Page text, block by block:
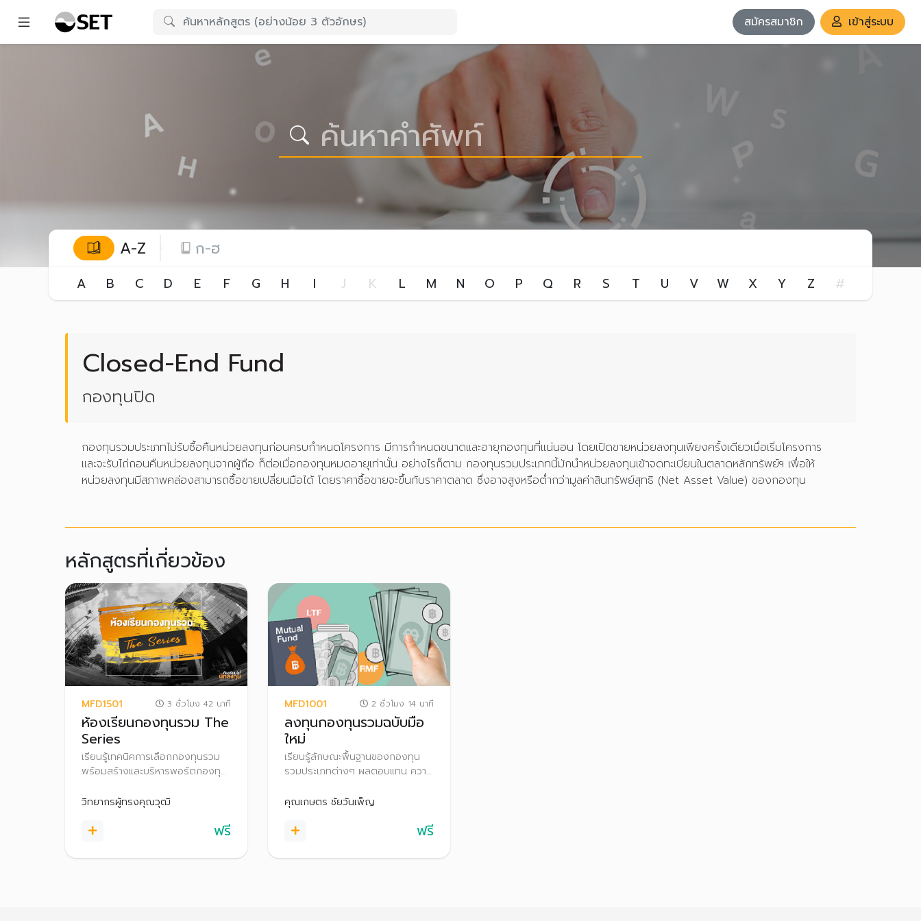
สมัครสมาชิก เข้าสู่ระบบ
A-Z ก-ฮ
A B C D E F G H I J K L M N O P Q R S T U V W X Y Z #
Closed-End Fund
กองทุนปิด
กองทุนรวมประเภทไม่รับซื้อคืนหน่วยลงทุนก่อนครบกำหนดโครงการ มีการกำหนดขนาดและอายุกองทุนที่แน่นอน โดยเปิดขายหน่วยลงทุนเพียงครั้งเดียวเมื่อเริ่มโครงการ
และจะรับไถ่ถอนคืนหน่วยลงทุนจากผู้ถือ ก็ต่อเมื่อกองทุนหมดอายุเท่านั้น อย่างไรก็ตาม กองทุนรวมประเภทนี้มักนำหน่วยลงทุนเข้าจดทะเบียนในตลาดหลักทรัพย์ฯ เพื่อให้
หน่วยลงทุนมีสภาพคล่องสามารถซื้อขายเปลี่ยนมือได้ โดยราคาซื้อขายจะขึ้นกับราคาตลาด ซึ่งอาจสูงหรือต่ำกว่ามูลค่าสินทรัพย์สุทธิ (Net Asset Value) ของกองทุน
หลักสูตรที่เกี่ยวข้อง
MFD1501 3 ชั่วโมง 42 นาที
ห้องเรียนกองทุนรวม The
Series
เรียนรู้เทคนิคการเลือกกองทุนรวม
พร้อมสร้างและบริหารพอร์ตกองทุน
วิทยากรผู้ทรงคุณวุฒิ
ฟรี
MFD1001 2 ชั่วโมง 14 นาที
ลงทุนกองทุนรวมฉบับมือ
ใหม่
เรียนรู้ลักษณะพื้นฐานของกองทุน
รวมประเภทต่างๆ ผลตอบแทน ความ
สิทธิประโยชน์ทางภาษี ตลอดจน
กับตนเอง
คุณเกษตร ชัยวันเพ็ญ
ฟรี